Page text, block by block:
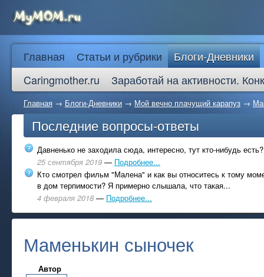
Главная Статьи и рубрики
Блоги-Дневники
Caringmother.ru
Заработай на активности.
Главная → Блоги-Дневники → Мой вечно плачущий карапуз →
Последние вопросы-ответы
Давненько не заходила сюда, интересно, тут кто-нибудь есть?
25 сентября 2019 — Подробнее...
Кто смотрел фильм "Малена" и как вы относитесь к тому
в дом терпимости? Я примерно слышала, что такая...
4 февраля 2018 — Подробнее...
Маменькин сыночек
Автор